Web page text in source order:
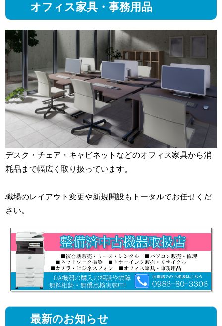
オフィス家具・事務用品
デスク・チェア・キャビネットなどのオフィス家具から消
耗品まで幅広く取り扱っています。
職場のレイアウト変更や新規開設もトータルでお任せくだ
さい。
最新のお知らせ